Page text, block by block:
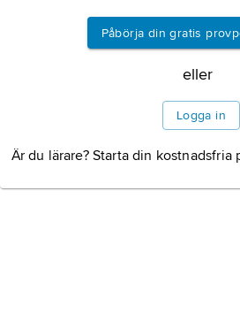
Påbörja din gratis
eller
Logga in
Är du lärare? Starta din kostnadsfria